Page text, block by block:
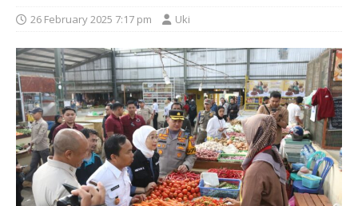
26 February 2025 7:17 pm Uki